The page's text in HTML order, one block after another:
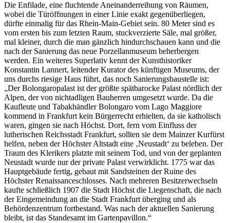
Die Enfilade, eine fluchtende Aneinanderreihung von Räumen,
wobei die Türöffnungen in einer Linie exakt gegenüberliegen,
dürfte einmalig für das Rhein-Main-Gebiet sein. 80 Meter sind es
vom ersten bis zum letzten Raum, stuckverzierte Säle, mal größer,
mal kleiner, durch die man gänzlich hindurchschauen kann und die
nach der Sanierung das neue Porzellanmuseum beherbergen
werden. Ein weiteres Superlativ kennt der Kunsthistoriker
Konstantin Lannert, leitender Kurator des künftigen Museums, der
uns durchs riesige Haus führt, das noch Sanierungsbaustelle ist:
„Der Bolongaropalast ist der größte spätbarocke Palast nördlich der
Alpen, der von nichtadligen Bauherren umgesetzt wurde. Da die
Kaufleute und Tabakhändler Bolongaro vom Lago Maggiore
kommend in Frankfurt kein Bürgerrecht erhielten, da sie katholisch
waren, gingen sie nach Höchst. Dort, fern vom Einfluss der
lutherischen Reichsstadt Frankfurt, sollten sie dem Mainzer Kurfürst
helfen, neben der Höchster Altstadt eine ‚Neustadt‘ zu beleben. Der
Traum des Klerikers platzte mit seinem Tod, und von der geplanten
Neustadt wurde nur der private Palast verwirklicht. 1775 war das
Hauptgebäude fertig, gebaut mit Sandsteinen der Ruine des
Höchster Renaissanceschlosses. Nach mehreren Besitzerwechseln
kaufte schließlich 1907 die Stadt Höchst die Liegenschaft, die nach
der Eingemeindung an die Stadt Frankfurt überging und als
Behördenzentrum fortbestand. Was nach der aktuellen Sanierung
bleibt, ist das Standesamt im Gartenpavillon.“